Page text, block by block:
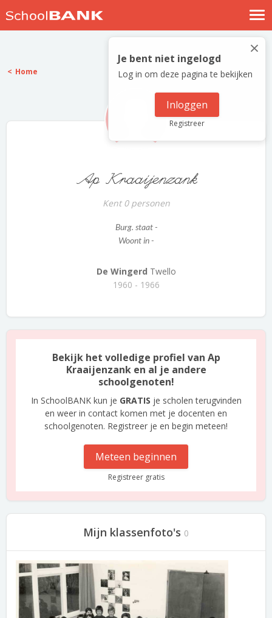
Nostalgische verhalen
Log in
Meld je gratis aan
×
Je bent niet ingelogd
Log in om deze pagina te bekijken
Inloggen
Registreer
Home
Ap Kraaijenzank
Kent 0 personen
Burg. staat -
Woont in -
De Wingerd Twello
1960 - 1966
Bekijk het volledige profiel van Ap
Kraaijenzank en al je andere
schoolgenoten!
In SchoolBANK kun je GRATIS je scholen terugvinden
en weer in contact komen met je docenten en
schoolgenoten. Registreer je en begin meteen!
Meteen beginnen
Registreer gratis
Mijn klassenfoto's 0